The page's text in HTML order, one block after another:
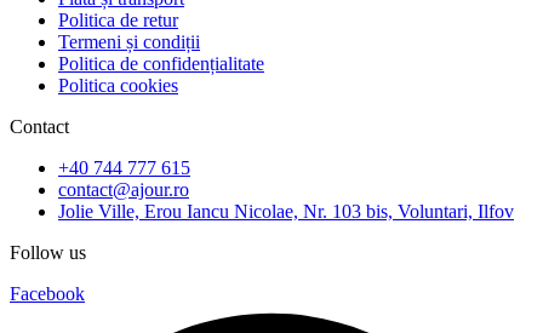
Politica de retur
Termeni și condiții
Politica de confidențialitate
Politica cookies
Contact
+40 744 777 615
contact@ajour.ro
Jolie Ville, Erou Iancu Nicolae, Nr. 103 bis, Voluntari, Ilfov
Follow us
Facebook